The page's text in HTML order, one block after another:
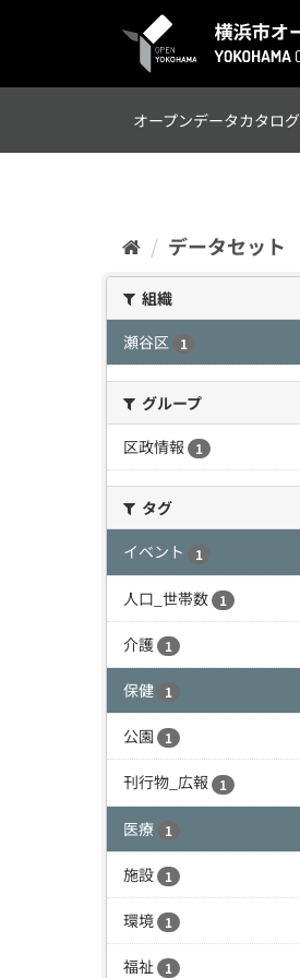
オープンデータカタログ
データセット
組織
瀬谷区
1
グループ
区政情報
1
タグ
イベント
1
人口_世帯数 1
介護 1
保健 1
公園 1
刊行物_広報 1
医療 1
施設 1
環境 1
福祉 1